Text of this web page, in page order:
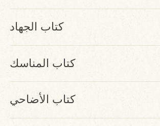
كتاب الجهاد
كتاب المناسك
كتاب الأضاحي